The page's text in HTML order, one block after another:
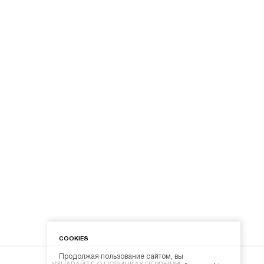
COOKIES
Продолжая пользование сайтом, вы